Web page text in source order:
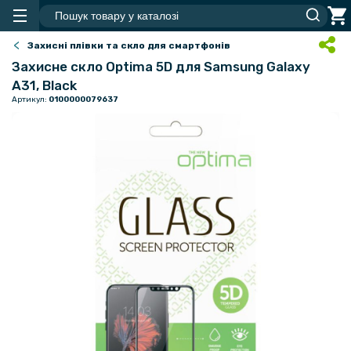
Захисні плівки та скло для смартфонів
Захисне скло Optima 5D для Samsung Galaxy
A31, Black
Артикул: 0100000079637